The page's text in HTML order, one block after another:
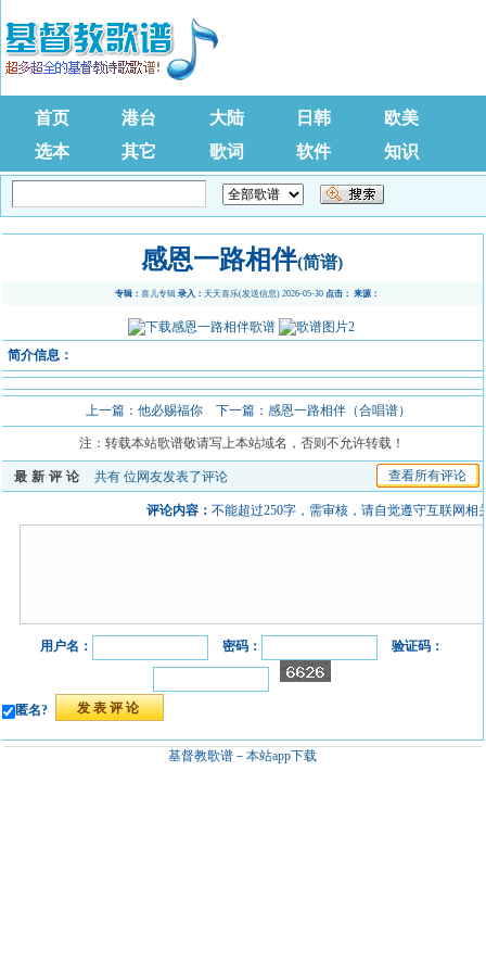
首页 港台 大陆 日韩
欧美
选本
其它 歌词 软件 知识
感恩一路相伴(简谱)
专辑： 喜儿专辑 录入： 天天喜乐(发送信息) 2026-05-30点击： 来源：
简介信息：
上一篇： 他必赐福你下一篇： 感恩一路相伴（合唱谱）
注：转载本站歌谱敬请写上本站域名，否则不允许转载！
最新评论 共有位网友发表了评论 查看所有评论
评论内容：不能超过250字，需审核，请自觉遵守互联网相
用户名： 密码： 验证码：
匿名?
基督教歌谱－本站app下载